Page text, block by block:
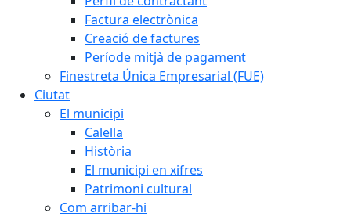
Factura electrònica
Creació de factures
Període mitjà de pagament
Finestreta Única Empresarial (FUE)
Ciutat
El municipi
Calella
Història
El municipi en xifres
Patrimoni cultural
Com arribar-hi